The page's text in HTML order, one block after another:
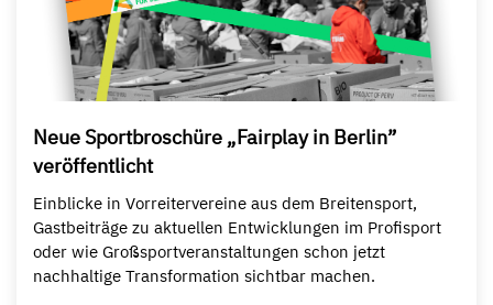
Neue Sportbroschüre „Fairplay in Berlin”
veröffentlicht
Einblicke in Vorreitervereine aus dem Breitensport,
Gastbeiträge zu aktuellen Entwicklungen im Profisport
oder wie Großsportveranstaltungen schon jetzt
nachhaltige Transformation sichtbar machen.